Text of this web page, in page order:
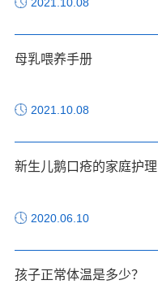
母乳喂养手册
2021.10.08
新生儿鹅口疮的家庭护理
2020.06.10
孩子正常体温是多少？